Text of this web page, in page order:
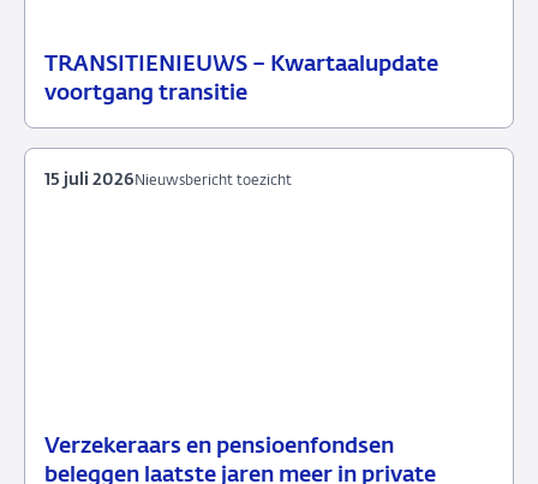
TRANSITIENIEUWS – Kwartaalupdate
voortgang transitie
20
Nieuwsbericht
Verzekeraars en pensioenfondsen
beleggen laatste jaren meer in private
15
Nieuwsbericht
Nieuwsbericht toezicht
15 juli 2026